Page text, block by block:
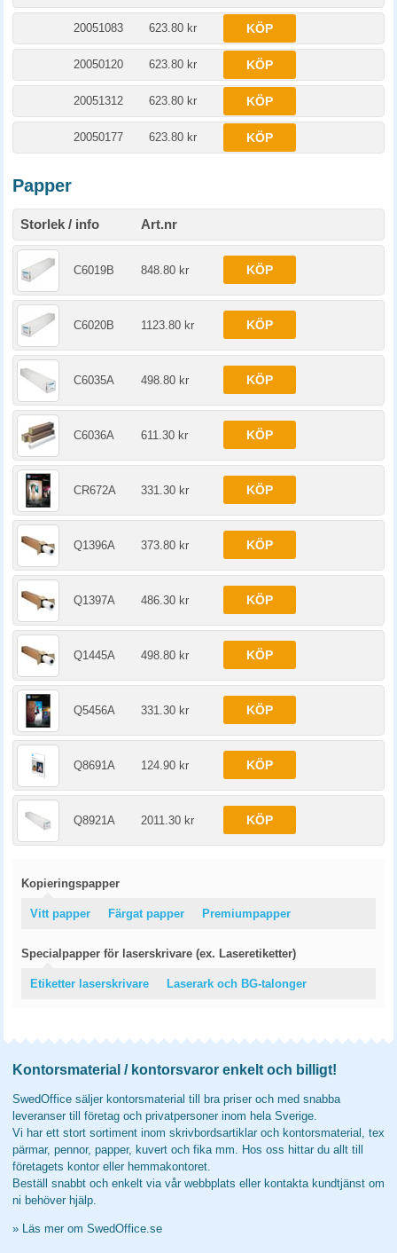
20051083 623.80 kr KÖP
20050120 623.80 kr KÖP
20051312 623.80 kr KÖP
20050177 623.80 kr KÖP
Papper
Storlek / info Art.nr
C6019B 848.80 kr KÖP
C6020B 1123.80 kr KÖP
C6035A 498.80 kr KÖP
C6036A 611.30 kr KÖP
CR672A 331.30 kr KÖP
Q1396A 373.80 kr KÖP
Q1397A 486.30 kr KÖP
Q1445A 498.80 kr KÖP
Q5456A 331.30 kr KÖP
Q8691A 124.90 kr KÖP
Q8921A 2011.30 kr KÖP
Kopieringspapper
Vitt papper Färgat papper Premiumpapper
Specialpapper för laserskrivare (ex. Laseretiketter)
Etiketter laserskrivare Laserark och BG-talonger
Kontorsmaterial / kontorsvaror enkelt och billigt!
SwedOffice säljer kontorsmaterial till bra priser och med snabba
leveranser till företag och privatpersoner inom hela Sverige.
Vi har ett stort sortiment inom skrivbordsartiklar och kontorsmaterial, tex
pärmar, pennor, papper, kuvert och fika mm. Hos oss hittar du allt till
företagets kontor eller hemmakontoret.
Beställ snabbt och enkelt via vår webbplats eller kontakta kundtjänst om
ni behöver hjälp.
» Läs mer om SwedOffice.se